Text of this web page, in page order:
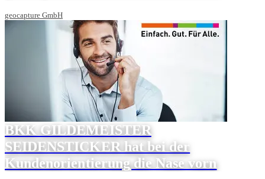
geocapture GmbH
BKK GILDEMEISTER
SEIDENSTICKER hat bei der
Kundenorientierung die Nase vorn